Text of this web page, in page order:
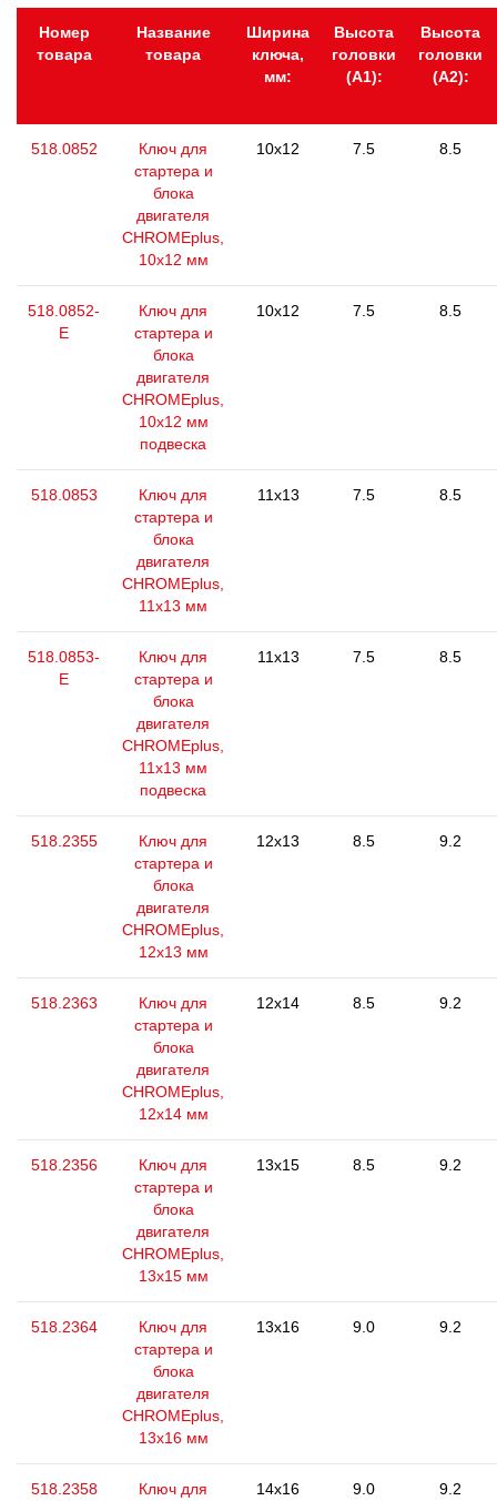
Номер
товара
Название
товара
Ширина
ключа,
мм:
Высота
головки
(А1):
Высота
головки
(А2):
518.0852
Ключ для
стартера и
блока
двигателя
CHROMEplus,
10х12 мм
10x12 7.5 8.5
518.0852-
E
Ключ для
стартера и
блока
двигателя
CHROMEplus,
10х12 мм
подвеска
10x12 7.5 8.5
518.0853
Ключ для
стартера и
блока
двигателя
CHROMEplus,
11х13 мм
11x13 7.5 8.5
518.0853-
E
Ключ для
стартера и
блока
двигателя
CHROMEplus,
11х13 мм
подвеска
11x13 7.5 8.5
518.2355
Ключ для
стартера и
блока
двигателя
CHROMEplus,
12х13 мм
12x13 8.5 9.2
518.2363
Ключ для
стартера и
блока
двигателя
CHROMEplus,
12x14 мм
12x14 8.5 9.2
518.2356
Ключ для
стартера и
блока
двигателя
CHROMEplus,
13х15 мм
13x15 8.5 9.2
518.2364
Ключ для
стартера и
блока
двигателя
CHROMEplus,
13x16 мм
13x16 9.0 9.2
518.2358
Ключ для
14x16 9.0 9.2